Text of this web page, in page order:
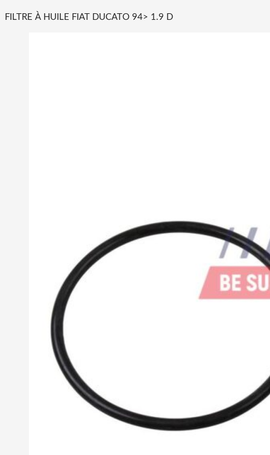
FILTRE À HUILE FIAT DUCATO 94> 1.9 D